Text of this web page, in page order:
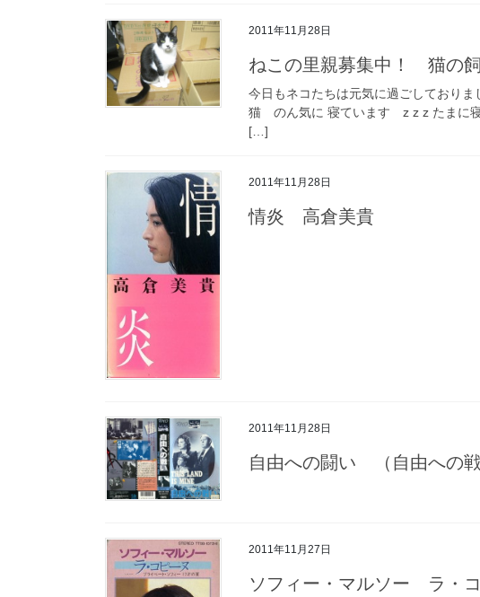
2011年11月28日
ねこの里親募集中！ 猫の飼
今日もネコたちは元気に過ごしており
猫 のん気に 寝ています z z z たまに
[…]
2011年11月28日
情炎 高倉美貴
2011年11月28日
自由への闘い （自由への戦
2011年11月27日
ソフィー・マルソー ラ・